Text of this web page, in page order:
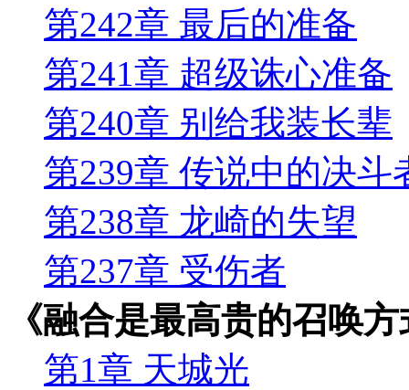
第242章 最后的准备
第241章 超级诛心准备
第240章 别给我装长辈
第239章 传说中的决斗
第238章 龙崎的失望
第237章 受伤者
《融合是最高贵的召唤
第1章 天城光